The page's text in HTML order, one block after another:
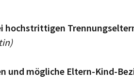
hochstrittigen
und mögliche Eltern-Kind-